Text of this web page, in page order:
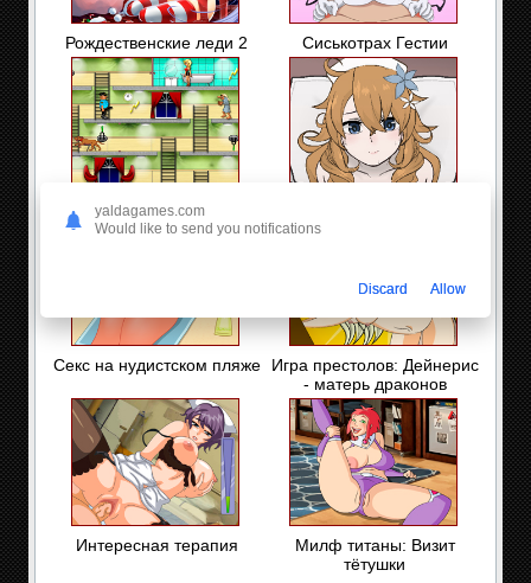
Рождественские леди 2 Сиськотрах Гестии
Человек – Гандон
Секс на нудистском пляже
Игра престолов: Дейнерис
- матерь драконов
Интересная терапия
Милф титаны: Визит
тётушки
yaldagames.com
Would like to send you notifications
Discard Allow